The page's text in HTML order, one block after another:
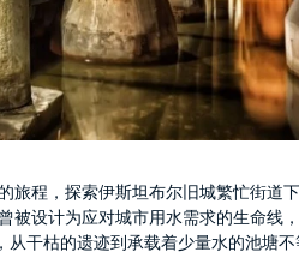
旅程，探索伊斯坦布尔旧城繁忙街道
被设计为应对城市用水需求的生命线
从干枯的遗迹到承载着少量水的池塘不